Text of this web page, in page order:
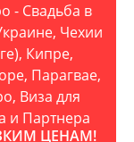
- Свадьба в
Чехии
Кипре,
Парагвае,
Виза для
и Партнера
ЦЕНАМ!